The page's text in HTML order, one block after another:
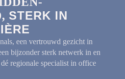
STERK IN
een vertrouwd gezicht in
bijzonder sterk netwerk in en
regionale specialist in office